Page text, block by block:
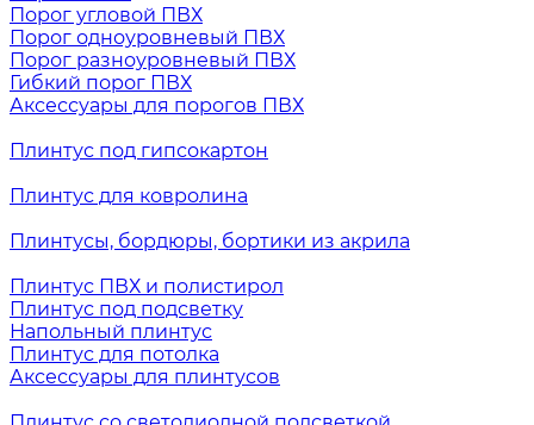
Порог угловой ПВХ
Порог одноуровневый ПВХ
Порог разноуровневый ПВХ
Гибкий порог ПВХ
Аксессуары для порогов ПВХ
Плинтус под гипсокартон
Плинтус для ковролина
Плинтусы, бордюры, бортики из акрила
Плинтус ПВХ и полистирол
Плинтус под подсветку
Напольный плинтус
Плинтус для потолка
Аксессуары для плинтусов